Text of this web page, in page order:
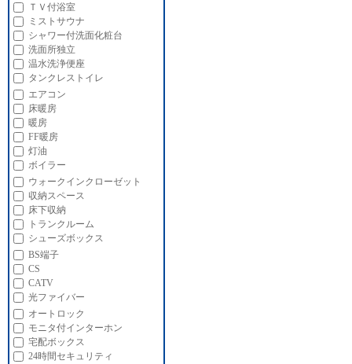
ＴＶ付浴室
ミストサウナ
シャワー付洗面化粧台
洗面所独立
温水洗浄便座
タンクレストイレ
エアコン
床暖房
暖房
FF暖房
灯油
ボイラー
ウォークインクローゼット
収納スペース
床下収納
トランクルーム
シューズボックス
BS端子
CS
CATV
光ファイバー
オートロック
モニタ付インターホン
宅配ボックス
24時間セキュリティ